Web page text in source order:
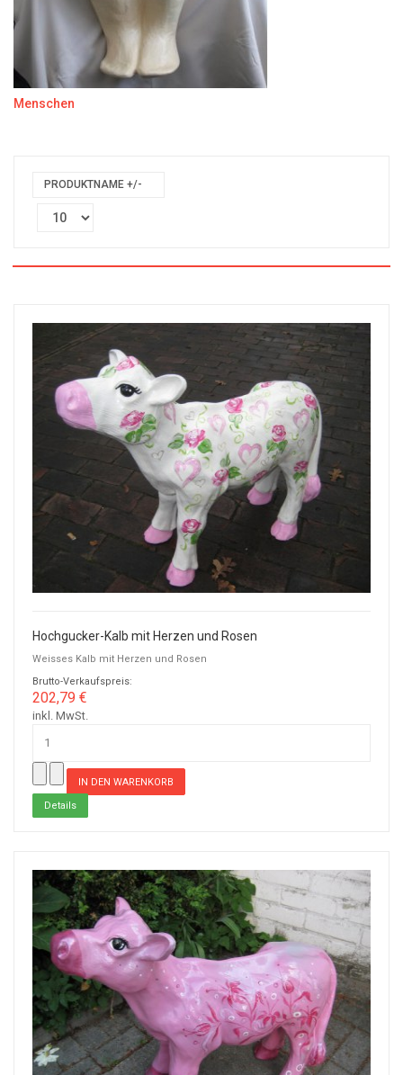
Menschen
PRODUKTNAME +/-
Hochgucker-Kalb mit Herzen und Rosen
Weisses Kalb mit Herzen und Rosen
Brutto-Verkaufspreis:
202,79 €
inkl. MwSt.
Details